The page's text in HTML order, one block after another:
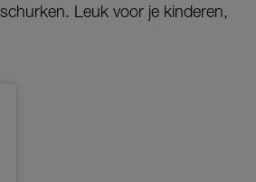
Leuk voor je kinderen,